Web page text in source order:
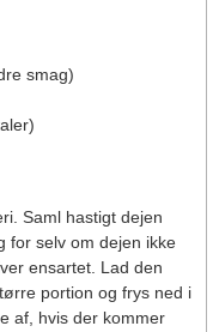
smag)
Saml hastigt dejen
for selv om dejen ikke
ensartet. Lad den
portion og frys ned i
af, hvis der kommer